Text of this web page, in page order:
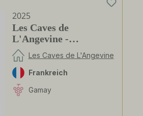
2025
Les Caves de
L'Angevine -
L'Angevine - Rosé
d'Anjou AOP
Les Caves de L'Angevine
Frankreich
Gamay